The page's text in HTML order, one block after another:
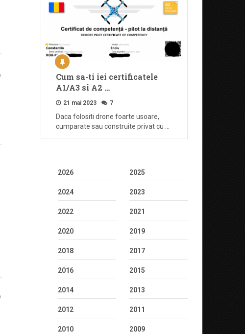
Cum sa-ti iei certificatele
A1/A3 si A2 …
21 mai 2023 7
Daca folositi drone foarte usoare,
cumparate sau construite privat cu …
2026 2025
2024 2023
2022 2021
2020 2019
2018 2017
2016 2015
2014 2013
2012 2011
2010 2009